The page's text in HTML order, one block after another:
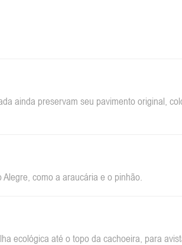
ainda preservam seu pavimento original,
como a araucária e o pinhão.
ecológica até o topo da cachoeira, para